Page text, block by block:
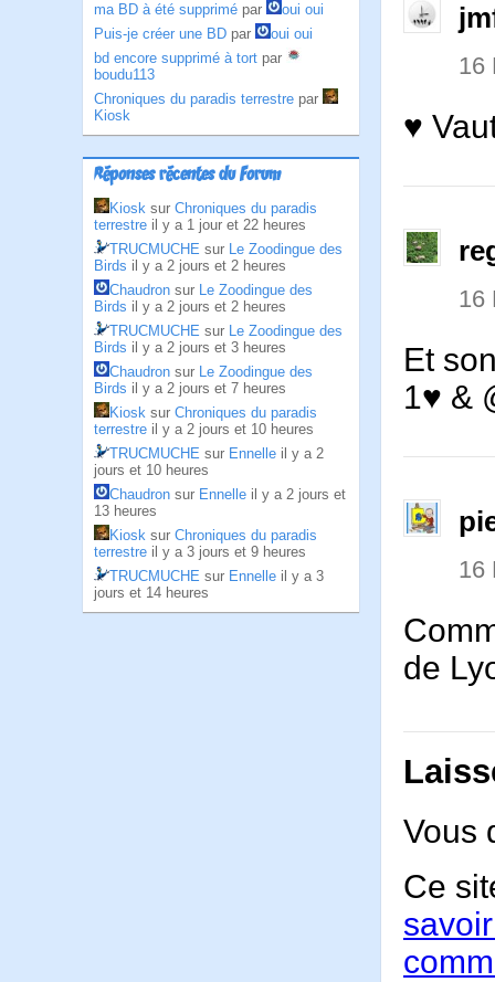
ma BD à été supprimé par
oui oui
Puis-je créer une BD par
oui oui
bd encore supprimé à tort par
boudu113
Chroniques du paradis terrestre par
Kiosk
Réponses récentes du Forum
Kiosk sur Chroniques du paradis
terrestre il y a 1 jour et 22 heures
TRUCMUCHE sur Le Zoodingue des
Birds il y a 2 jours et 2 heures
Chaudron sur Le Zoodingue des
Birds il y a 2 jours et 2 heures
TRUCMUCHE sur Le Zoodingue des
Birds il y a 2 jours et 3 heures
Chaudron sur Le Zoodingue des
Birds il y a 2 jours et 7 heures
Kiosk sur Chroniques du paradis
terrestre il y a 2 jours et 10 heures
TRUCMUCHE sur Ennelle il y a 2
jours et 10 heures
Chaudron sur Ennelle il y a 2 jours et
13 heures
Kiosk sur Chroniques du paradis
terrestre il y a 3 jours et 9 heures
TRUCMUCHE sur Ennelle il y a 3
jours et 14 heures
16
♥
16
Et
1♥ &
16
de
Vous
Ce